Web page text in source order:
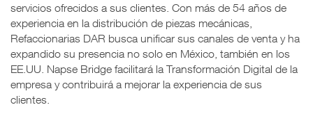
servicios ofrecidos a sus clientes. Con más de 54 años de
experiencia en la distribución de piezas mecánicas,
Refaccionarias DAR busca unificar sus canales de venta y ha
expandido su presencia no solo en México, también en los
EE.UU. Napse Bridge facilitará la Transformación Digital de la
empresa y contribuirá a mejorar la experiencia de sus
clientes.